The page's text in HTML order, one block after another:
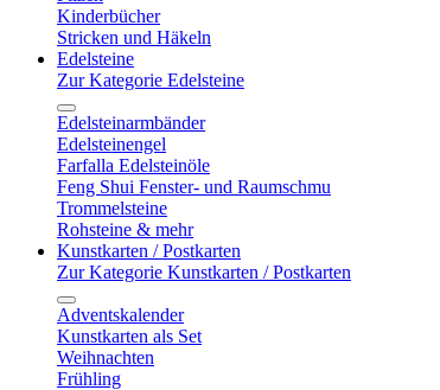
Kinderbücher
Stricken und Häkeln
Edelsteine
Zur Kategorie Edelsteine
Edelsteinarmbänder
Edelsteinengel
Farfalla Edelsteinöle
Feng Shui Fenster- und Raumschmu
Trommelsteine
Rohsteine & mehr
Kunstkarten / Postkarten
Zur Kategorie Kunstkarten / Postkarten
Adventskalender
Kunstkarten als Set
Weihnachten
Frühling